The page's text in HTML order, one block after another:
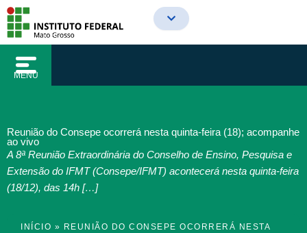
conteúdo
para
conteúdo
MENU
Reunião do Consepe ocorrerá nesta quinta-feira (18); acompanhe
ao vivo
A 8ª Reunião Extraordinária do Conselho de Ensino, Pesquisa e
Extensão do IFMT (Consepe/IFMT) acontecerá nesta quinta-feira
(18/12), das 14h […]
INÍCIO » REUNIÃO DO CONSEPE OCORRERÁ NESTA